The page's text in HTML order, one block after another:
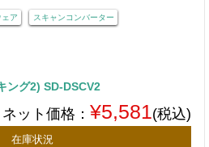
ア スキャンコンバーター
グ2) SD-DSCV2
ネット価格： ¥5,581(税込)
在庫状況